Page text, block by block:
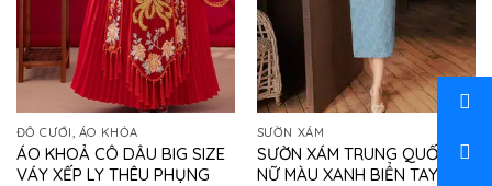
ĐỒ CƯỚI, ÁO KHỎA
ÁO KHOẢ CÔ DÂU BIG SIZE
VÁY XẾP LY THÊU PHỤNG
SƯỜN XÁM
SƯỜN XÁM TRUNG QUỐC
NỮ MÀU XANH BIỂN TAY XÒE